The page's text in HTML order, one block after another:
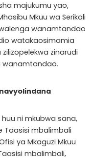
majukumu yao,
Mkuu wa Serikali
wanamtandao
watakaosimamia
zinarudi
wanamtandao.
ni mkubwa sana,
Taasisi mbalimbali
ya Mkaguzi Mkuu
Taasisi mbalimbali,